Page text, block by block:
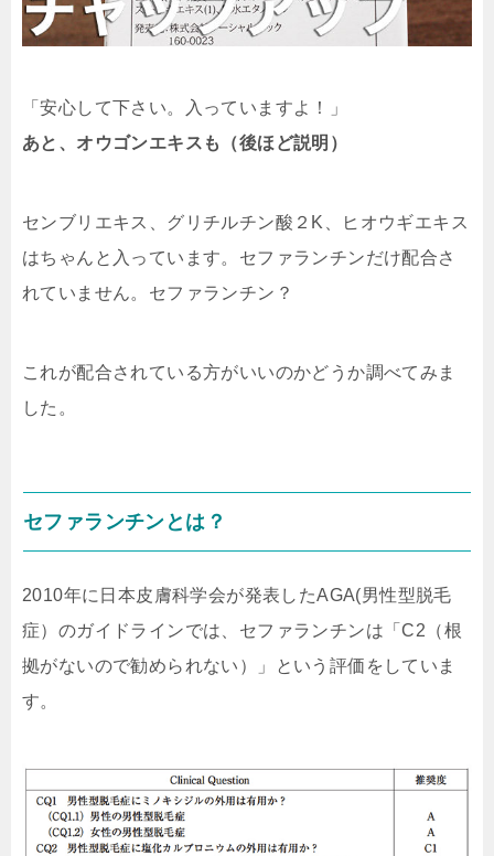
「安心して下さい。入っていますよ！」
あと、オウゴンエキスも（後ほど説明）
センブリエキス、グリチルチン酸２K、ヒオウギエキス
はちゃんと入っています。セファランチンだけ配合さ
れていません。セファランチン？
これが配合されている方がいいのかどうか調べてみま
した。
セファランチンとは？
2010年に日本皮膚科学会が発表したAGA(男性型脱毛
症）のガイドラインでは、セファランチンは「C2（根
拠がないので勧められない）
」という評価をしていま
す。